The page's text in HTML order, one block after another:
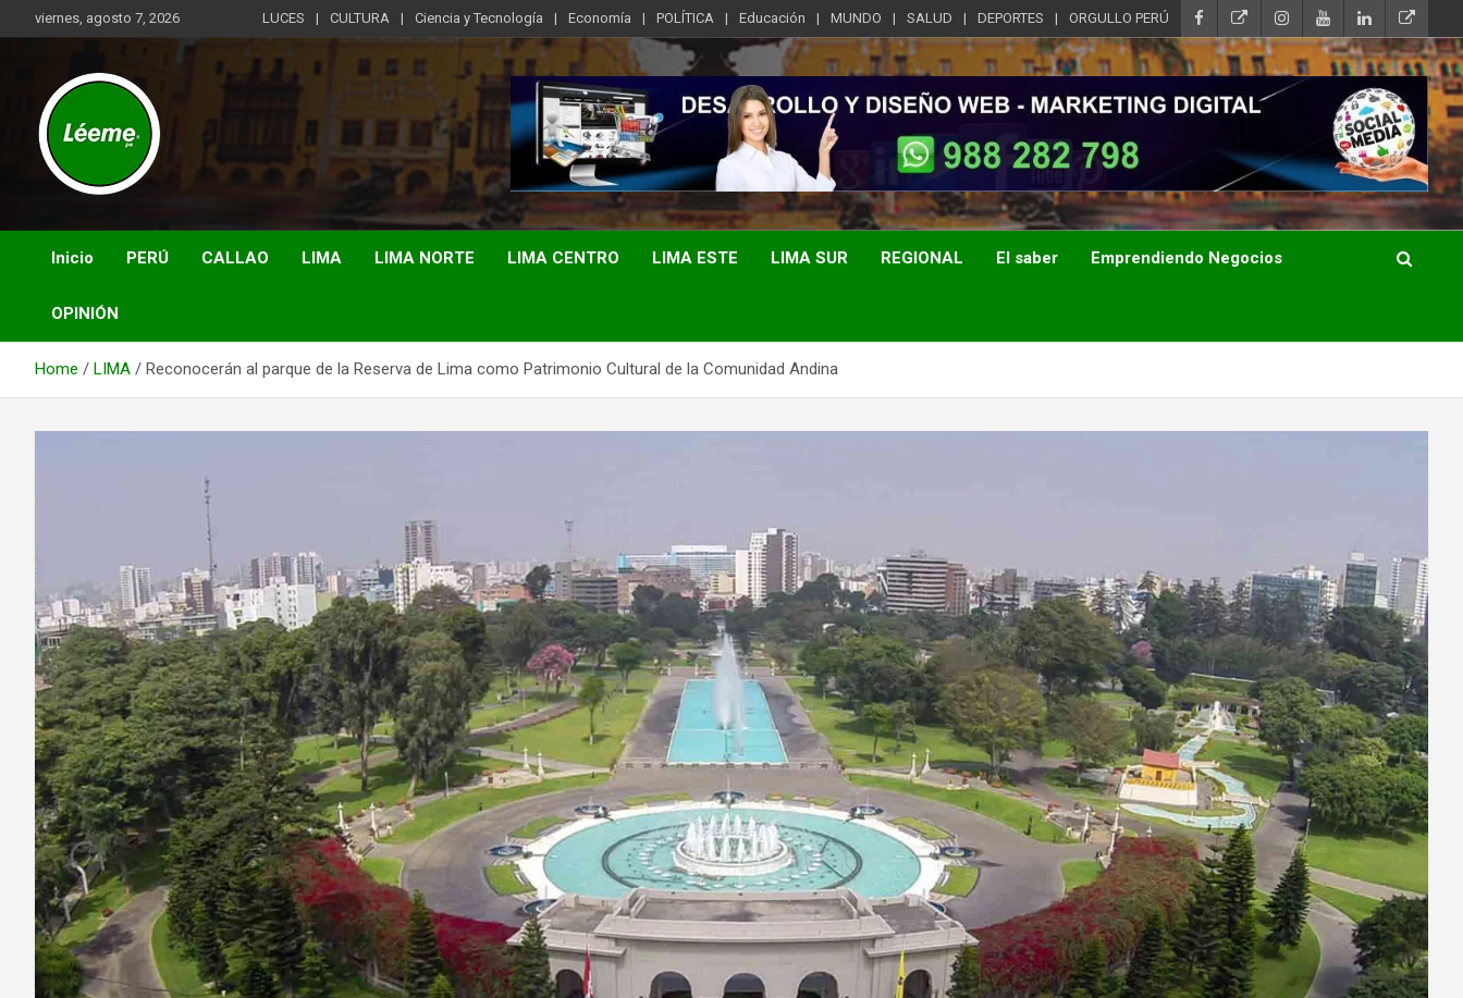
to
viernes, agosto 7, 2026 LUCES CULTURA Ciencia y Tecnología Economía POLÍTICA Educación MUNDO SALUD DEPORTES ORGULLO PERÚ
Léeme.pe
Noticias de actualidad del mundo distrital, vecinal, municipal y
de negocios a nivel de Lima Metropolitana, sin descuidar las
noticias de alcance nacional.
Inicio PERÚ CALLAO LIMA LIMA NORTE LIMA CENTRO LIMA ESTE LIMA SUR REGIONAL El saber Emprendiendo Negocios
OPINIÓN
Home LIMA Reconocerán al parque de la Reserva de Lima como Patrimonio Cultural de la Comunidad Andina